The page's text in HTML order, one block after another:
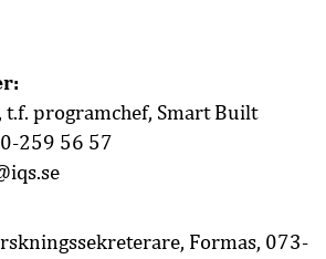
programchef, Smart Built
259 56 57
Formas, 073-